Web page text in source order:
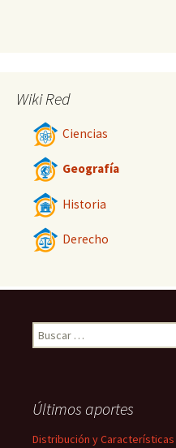
Wiki Red
Ciencias
Geografía
Historia
Derecho
Buscar:
Últimos aportes
Distribución y Características